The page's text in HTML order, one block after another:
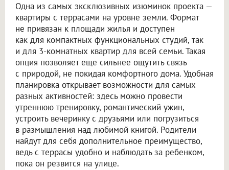
Одна из самых эксклюзивных изюминок проекта —
квартиры с террасами на уровне земли. Формат
не привязан к площади жилья и доступен
как для компактных функциональных студий, так
и для 3-комнатных квартир для всей семьи. Такая
опция позволяет еще сильнее ощутить связь
с природой, не покидая комфортного дома. Удобная
планировка открывает возможности для самых
разных активностей: здесь можно провести
утреннюю тренировку, романтический ужин,
устроить вечеринку с друзьями или погрузиться
в размышления над любимой книгой. Родители
найдут для себя дополнительное преимущество,
ведь с террасы удобно и наблюдать за ребенком,
пока он резвится на улице.